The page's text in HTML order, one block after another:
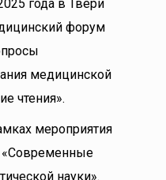
года в Твери
форум
медицинской
чтения».
мероприятия
«Современные
науки».